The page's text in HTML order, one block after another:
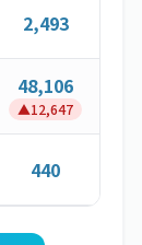
2,493
48,106
▲12,647
440